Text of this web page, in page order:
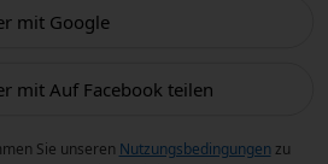
mit Google
mit Auf Facebook teilen
Sie unseren Nutzungsbedingungen zu